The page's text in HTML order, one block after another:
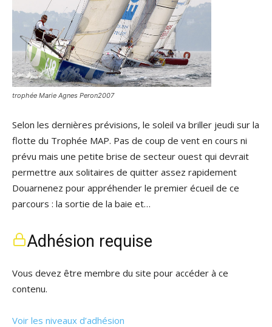
trophée Marie Agnes Peron2007
Selon les dernières prévisions, le soleil va briller jeudi sur la
flotte du Trophée MAP. Pas de coup de vent en cours ni
prévu mais une petite brise de secteur ouest qui devrait
permettre aux solitaires de quitter assez rapidement
Douarnenez pour appréhender le premier écueil de ce
parcours : la sortie de la baie et…
Adhésion requise
Vous devez être membre du site pour accéder à ce
contenu.
Voir les niveaux d’adhésion